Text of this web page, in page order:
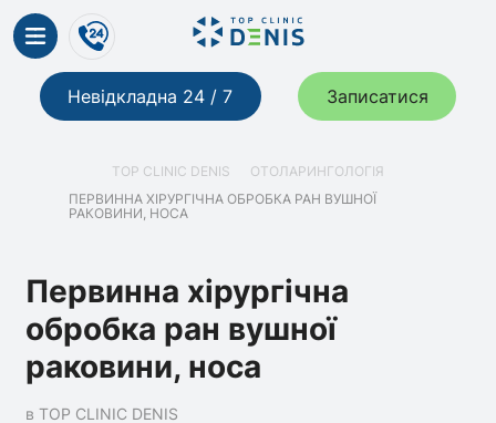
Невідкладна 24 / 7 Записатися
TOP CLINIC DENIS
ОТОЛАРИНГОЛОГІЯ
ПЕРВИННА ХІРУРГІЧНА ОБРОБКА РАН ВУШНОЇ
РАКОВИНИ, НОСА
Первинна хірургічна
обробка ран вушної
раковини, носа
в TOP CLINIC DENIS